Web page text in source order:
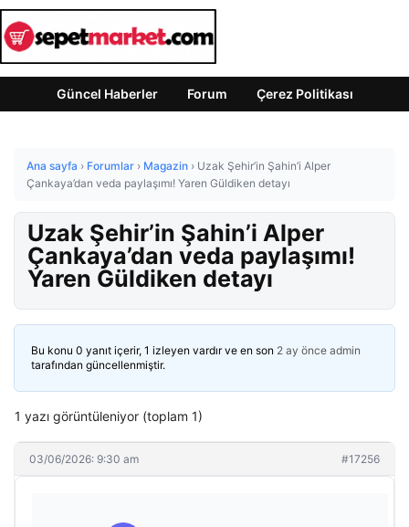
Güncel Haberler Forum Çerez Politikası
Ana sayfa › Forumlar › Magazin › Uzak Şehir’in Şahin’i Alper
Çankaya’dan veda paylaşımı! Yaren Güldiken detayı
Uzak Şehir’in Şahin’i Alper
Çankaya’dan veda paylaşımı!
Yaren Güldiken detayı
Bu konu 0 yanıt içerir, 1 izleyen vardır ve en son 2 ay önce admin
tarafından güncellenmiştir.
1 yazı görüntüleniyor (toplam 1)
03/06/2026: 9:30 am #17256